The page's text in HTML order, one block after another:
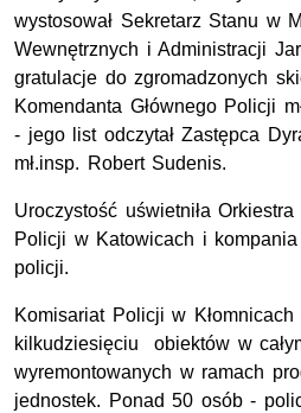
wystosował Sekretarz Stanu w
Wewnętrznych i Administracji
gratulacje do zgromadzonych
Komendanta Głównego Policji
- jego list odczytał Zastępca
mł.insp. Robert Sudenis.
Uroczystość uświetniła
Policji w Katowicach i
policji.
Komisariat Policji w Kłomnicach
kilkudziesięciu obiektów w
wyremontowanych w ramach
jednostek. Ponad 50 osób -